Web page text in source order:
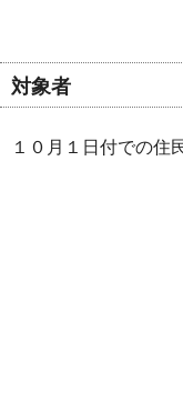
対象者
１０月１日付での住